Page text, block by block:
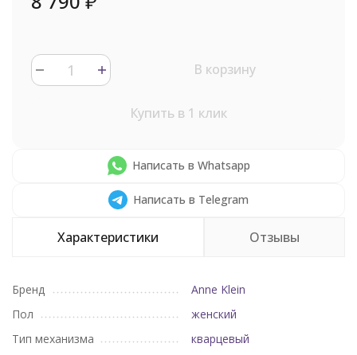
В корзину
Купить в 1 клик
Написать в Whatsapp
Написать в Telegram
Характеристики Отзывы
Бренд
Anne Klein
Пол
женский
Тип механизма
кварцевый